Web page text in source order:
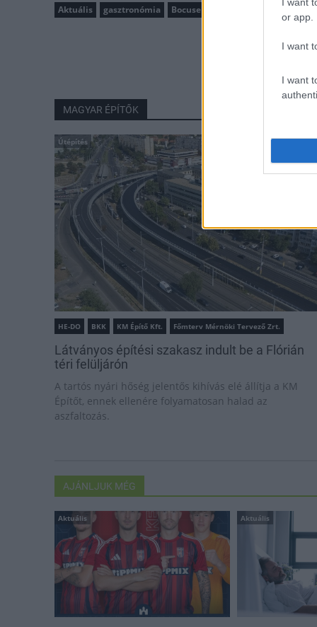
or app.
I want
I want
Aktuális gasztronómia Bocuse d’Or Volenter István
MAGYAR ÉPÍTŐK
Útépítés
HE-DO BKK KM Építő Kft. Főmterv Mérnöki Tervező Zrt.
Látványos építési szakasz indult be a Flórián
téri felüljárón
A tartós nyári hőség jelentős kihívás elé állítja a KM
Építőt, ennek ellenére folyamatosan halad az
aszfaltozás.
AJÁNLJUK MÉG
Aktuális Aktuális